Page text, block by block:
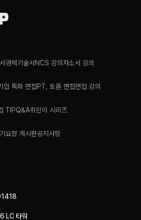
LC 타워
경력기술서 NCS 강의자소서 강의
업 특화 면접PT, 토론 면접면접 강의
TIPQ&A취린이 시리즈
요청 게시판공지사항